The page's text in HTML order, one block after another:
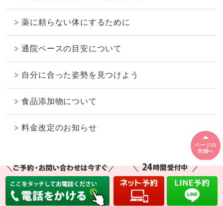
薬に頼らない体にするために
通院ペースの目安について
自分に合った姿勢を見つけよう
食品添加物について
料金改定のお知らせ
ページの
先頭へ